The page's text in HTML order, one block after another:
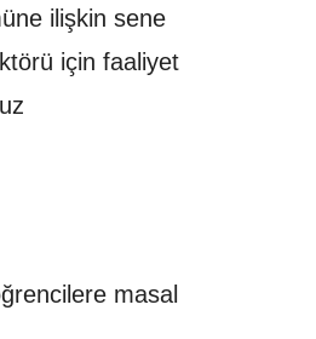
ilişkin sene
için faaliyet
masal